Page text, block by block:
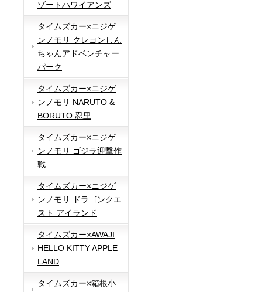
ゾートハワイアンズ
タイムズカー×ニジゲ
ンノモリ クレヨンしん
ちゃんアドベンチャー
パーク
タイムズカー×ニジゲ
ンノモリ NARUTO &
BORUTO 忍里
タイムズカー×ニジゲ
ンノモリ ゴジラ迎撃作
戦
タイムズカー×ニジゲ
ンノモリ ドラゴンクエ
スト アイランド
タイムズカー×AWAJI
HELLO KITTY APPLE
LAND
タイムズカー×箱根小